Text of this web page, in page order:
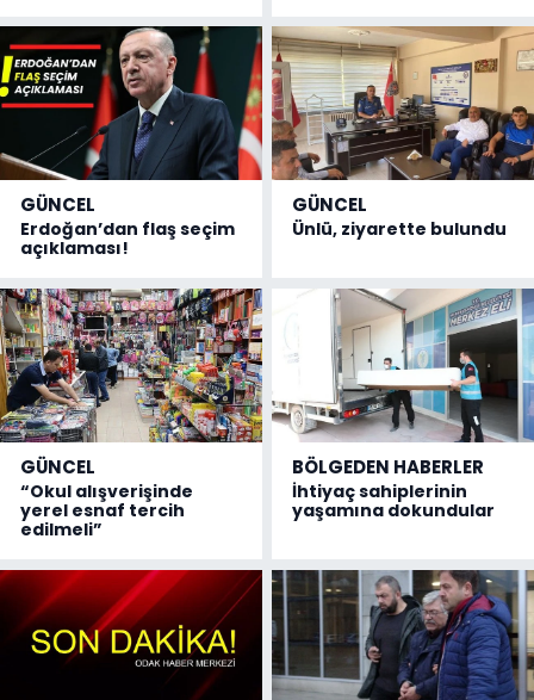
GÜNCEL
Erdoğan’dan flaş seçim
açıklaması!
GÜNCEL
Ünlü, ziyarette bulundu
GÜNCEL
“Okul alışverişinde
yerel esnaf tercih
edilmeli”
BÖLGEDEN HABERLER
İhtiyaç sahiplerinin
yaşamına dokundular